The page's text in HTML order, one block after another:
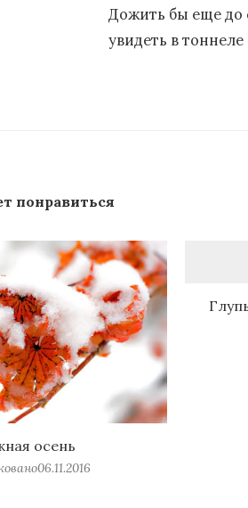
Дожить бы еще до
увидеть в тоннеле
понравиться
осень
06.11.2016